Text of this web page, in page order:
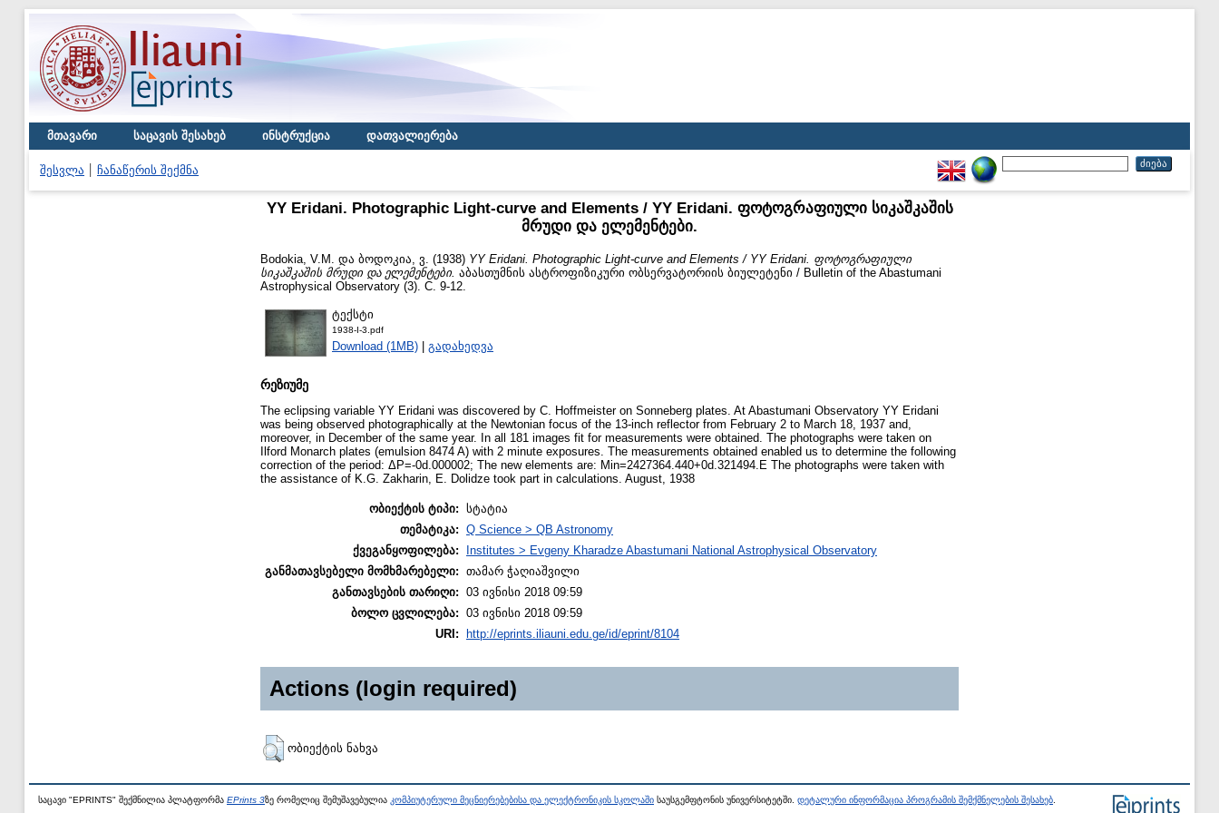
მთავარი საცავის შესახებ ინსტრუქცია დათვალიერება
შესვლა ჩანაწერის შექმნა
YY Eridani. Photographic Light-curve and Elements / YY Eridani. ფოტოგრაფიული სიკაშკაშის
მრუდი და ელემენტები.
Bodokia, V.M. და ბოდოკია, ვ. (1938) YY Eridani. Photographic Light-curve and Elements / YY Eridani. ფოტოგრაფიული
სიკაშკაშის მრუდი და ელემენტები. აბასთუმნის ასტროფიზიკური ობსერვატორიის ბიულეტენი / Bulletin of the Abastumani
Astrophysical Observatory (3). С. 9-12.
ტექსტი
1938-I-3.pdf
Download (1MB) | გადახედვა
რეზიუმე
The eclipsing variable YY Eridani was discovered by C. Hoffmeister on Sonneberg plates. At Abastumani Observatory YY Eridani
was being observed photographically at the Newtonian focus of the 13-inch reflector from February 2 to March 18, 1937 and,
moreover, in December of the same year. In all 181 images fit for measurements were obtained. The photographs were taken on
Ilford Monarch plates (emulsion 8474 A) with 2 minute exposures. The measurements obtained enabled us to determine the following
correction of the period: ΔP=-0d.000002; The new elements are: Min=2427364.440+0d.321494.E The photographs were taken with
the assistance of K.G. Zakharin, E. Dolidze took part in calculations. August, 1938
ობიექტის ტიპი: სტატია
თემატიკა: Q Science > QB Astronomy
ქვეგანყოფილება:
Institutes > Evgeny Kharadze Abastumani National Astrophysical Observatory
განმათავსებელი მომხმარებელი: თამარ ჭაღიაშვილი
განთავსების თარიღი: 03 ივნისი 2018 09:59
ბოლო ცვლილება: 03 ივნისი 2018 09:59
URI:
http://eprints.iliauni.edu.ge/id/eprint/8104
Actions (login required)
ობიექტის ნახვა
საცავი "EPRINTS" შექმნილია პლატფორმა EPrints 3ზე რომელიც შემუშავებულია კომპიუტერული მეცნიერებებისა და ელექტრონიკის სკოლაში საუსგემფტონის უნივერსიტეტში. დეტალური ინფორმაცია პროგრამის შემქმნელების შესახებ